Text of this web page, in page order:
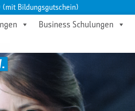
(mit Bildungsgutschein)
Business Schulungen